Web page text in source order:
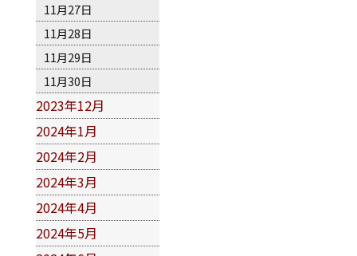
11月27日
11月28日
11月29日
11月30日
2023年12月
2024年1月
2024年2月
2024年3月
2024年4月
2024年5月